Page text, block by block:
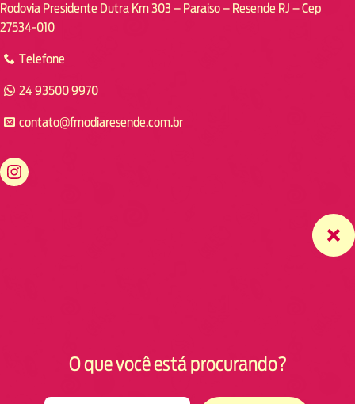
Rodovia Presidente Dutra Km 303 – Paraiso – Resende RJ – Cep
27534-010
Telefone
24 93500 9970
contato@fmodiaresende.com.br
https://www.instagram.com/fmodiaresende
O que você está procurando?